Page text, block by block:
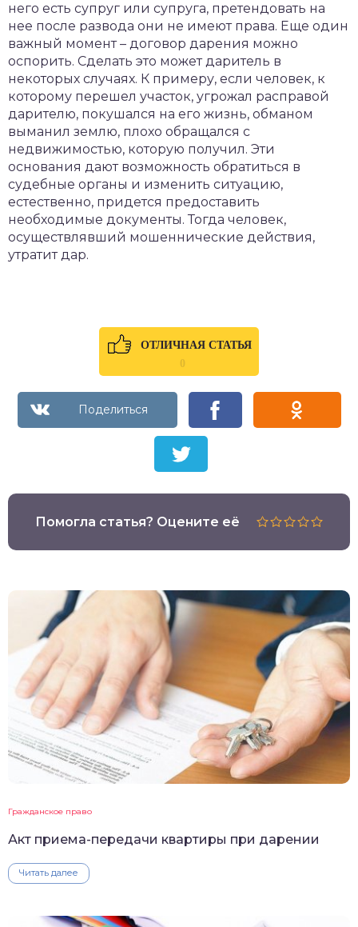
него есть супруг или супруга, претендовать на
нее после развода они не имеют права. Еще один
важный момент – договор дарения можно
оспорить. Сделать это может даритель в
некоторых случаях. К примеру, если человек, к
которому перешел участок, угрожал расправой
дарителю, покушался на его жизнь, обманом
выманил землю, плохо обращался с
недвижимостью, которую получил. Эти
основания дают возможность обратиться в
судебные органы и изменить ситуацию,
естественно, придется предоставить
необходимые документы. Тогда человек,
осуществлявший мошеннические действия,
утратит дар.
ОТЛИЧНАЯ СТАТЬЯ
0
Помогла статья? Оцените её
Гражданское право
Акт приема-передачи квартиры при дарении
Читать далее